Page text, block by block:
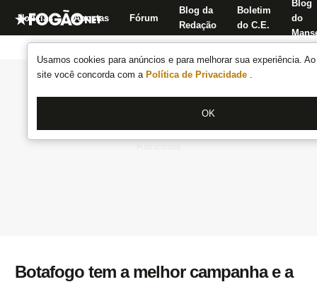
Usamos cookies para anúncios e para melhorar sua experiência.
site você concorda com a Política de Privacidade .
OK
Notícias Apostas Fórum
Blog da
Redação
Boletim
do C.E.
Blog
do
Botafogo tem a melhor campanha e a